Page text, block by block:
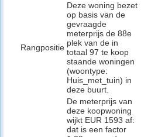
Rangpositie
Deze woning bezet
op basis van de
gevraagde
meterprijs de 88e
plek van de in
totaal 97 te koop
staande woningen
(woontype:
Huis_met_tuin) in
deze buurt.
De meterprijs van
deze koopwoning
wijkt EUR 1593 af:
dat is een factor